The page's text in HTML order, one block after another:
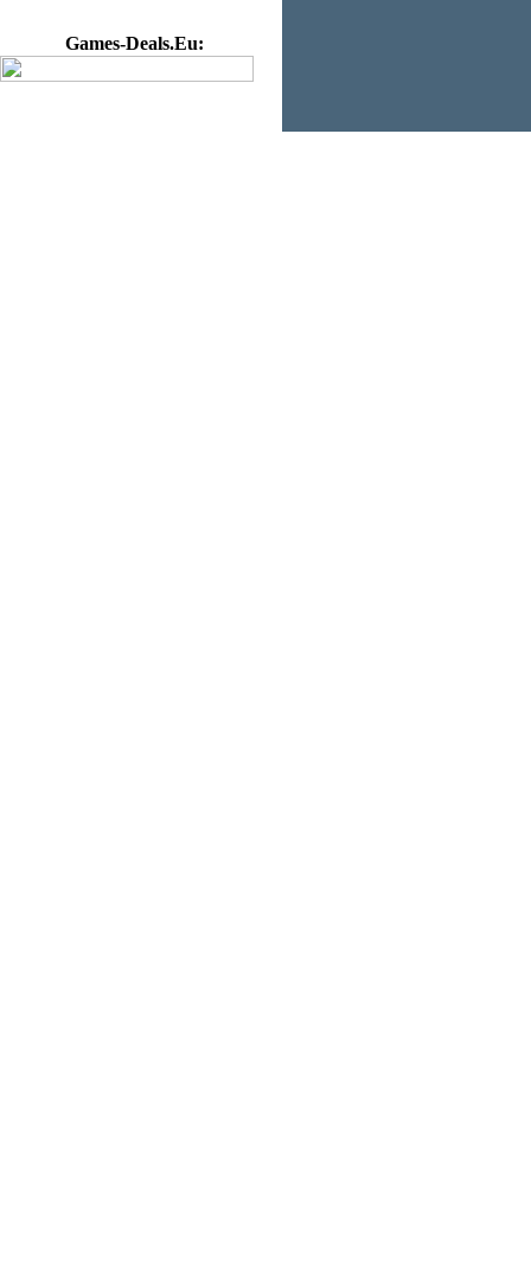
Games-Deals.Eu: